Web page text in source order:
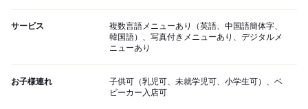
サービス
複数言語メニューあり（英語、中国語簡体字、
韓国語）、写真付きメニューあり、デジタルメ
ニューあり
お子様連れ
子供可（乳児可、未就学児可、小学生可）、ベ
ビーカー入店可